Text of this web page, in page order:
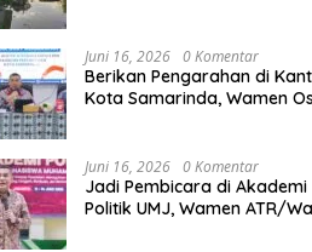
Juni 16, 2026 0 Komentar
Berikan Pengarahan di
Kota Samarinda, Wamen
Kalimantan Timur
Juni 16, 2026 0 Komentar
Jadi Pembicara di Akademi
Politik UMJ, Wamen ATR/